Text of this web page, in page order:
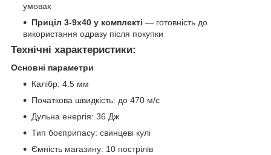
умовах
Приціл 3-9x40 у комплекті — готовність до
використання одразу після покупки
Технічні характеристики:
Основні параметри
Калібр: 4.5 мм
Початкова швидкість: до 470 м/с
Дульна енергія: 36 Дж
Тип боєприпасу: свинцеві кулі
Ємність магазину: 10 пострілів